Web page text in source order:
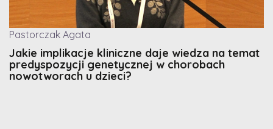
Pastorczak Agata
Jakie implikacje kliniczne daje wiedza na temat
predyspozycji genetycznej w chorobach
nowotworach u dzieci?